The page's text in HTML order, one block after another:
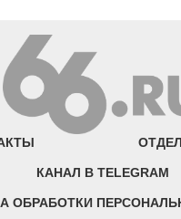
КАНАЛ В TELEGRAM
ОБРАБОТКИ